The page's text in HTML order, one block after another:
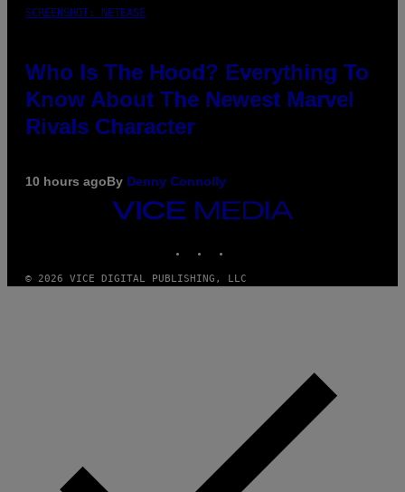
SCREENSHOT: NETEASE
Who Is The Hood? Everything To
Know About The Newest Marvel
Rivals Character
10 hours agoBy Denny Connolly
VICE
MEDIA
© 2026 VICE DIGITAL PUBLISHING, LLC